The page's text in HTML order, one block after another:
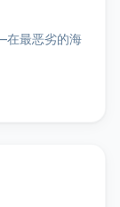
在最恶劣的海